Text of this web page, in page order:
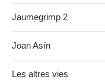
Jaumegrimp 2
Joan Asín
Les altres vies